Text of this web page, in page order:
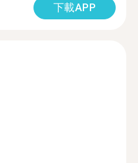
下載APP